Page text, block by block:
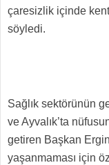
çaresizlik içinde kent
söyledi.
Sağlık sektörünün
ve Ayvalık’ta
getiren Başkan
yaşanmaması için